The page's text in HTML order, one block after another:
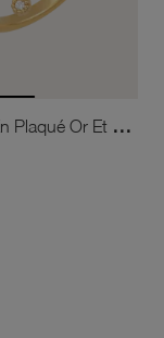
Bague En Plaqué Or Et Oxydes De Zirconium, Croix